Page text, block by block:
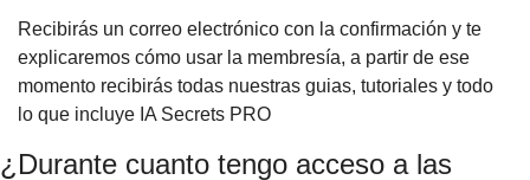
Recibirás un correo electrónico con la confirmación y te
explicaremos cómo usar la membresía, a partir de ese
momento recibirás todas nuestras guias, tutoriales y todo
lo que incluye IA Secrets PRO
¿Durante cuanto tengo acceso a las